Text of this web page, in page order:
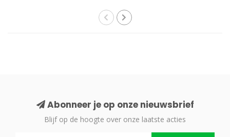
Abonneer je op onze nieuwsbrief
Blijf op de hoogte over onze laatste acties